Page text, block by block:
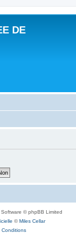
DE
© phpBB Limited
©Miles Cellar
Conditions